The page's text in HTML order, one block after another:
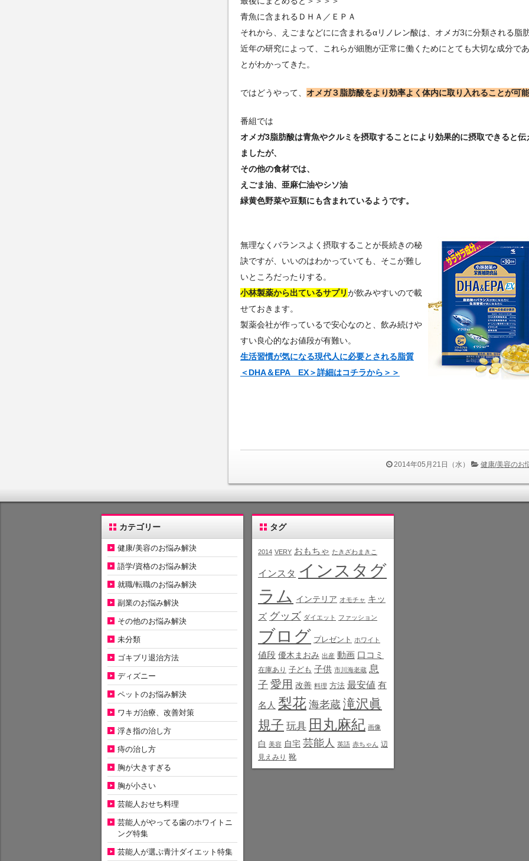
青魚に含まれるＤＨＡ／ＥＰＡ
それから、えごまなどにに含まれるαリノレン酸は、オメガ3に分類される脂
近年の研究によって、これらが細胞が正常に働くためにとても大切な成分で
とがわかってきた。
ではどうやって、 オメガ３脂肪酸をより効率よく体内に取り入れることが可
番組では
オメガ3脂肪酸は青魚やクルミを摂取することにより効果的に摂取できると伝
ましたが、
その他の食材では、
えごま油、亜麻仁油やシソ油
緑黄色野菜や豆類にも含まれているようです。
無理なくバランスよく摂取することが長続きの秘
訣ですが、いいのはわかっていても、そこが難し
いところだったりする。
小林製薬から出ているサプリが飲みやすいので載
せておきます。
製薬会社が作っているで安心なのと、飲み続けや
すい良心的なお値段が有難い。
生活習慣が気になる現代人に必要とされる脂質
＜DHA＆EPA EX＞詳細はコチラから＞＞
2014年05月21日（水） 健康/美容のお
カテゴリー
健康/美容のお悩み解決
語学/資格のお悩み解決
就職/転職のお悩み解決
副業のお悩み解決
その他のお悩み解決
未分類
ゴキブリ退治方法
ディズニー
ペットのお悩み解決
ワキガ治療、改善対策
浮き指の治し方
痔の治し方
胸が大きすぎる
胸が小さい
芸能人おせち料理
芸能人がやってる歯のホワイトニ
ング特集
芸能人が選ぶ青汁ダイエット特集
タグ
2014 VERY おもちゃ たきざわまきこ
インスタ インスタグ
ラム インテリア オモチャ キッ
ズ グッズ ダイエット ファッション
ブログ プレゼント ホワイト
値段 優木まおみ 出産 動画 口コミ
在庫あり 子ども 子供 市川海老蔵 息
子 愛用 改善 料理 方法 最安値 有
名人 梨花 海老蔵 滝沢眞
規子 玩具 田丸麻紀 画像
白 美容 自宅 芸能人 英語 赤ちゃん 辺
見えみり 靴